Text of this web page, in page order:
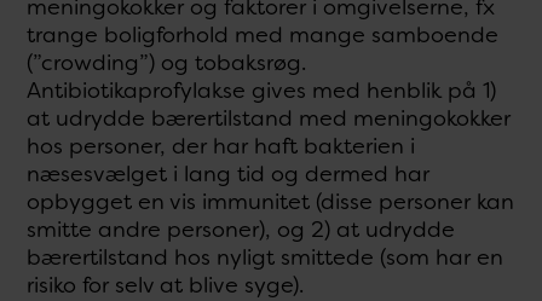
meningokokker og faktorer i omgivelserne, fx
trange boligforhold med mange samboende
(”crowding”) og tobaksrøg.
Antibiotikaprofylakse gives med henblik på 1)
at udrydde bærertilstand med meningokokker
hos personer, der har haft bakterien i
næsesvælget i lang tid og dermed har
opbygget en vis immunitet (disse personer kan
smitte andre personer), og 2) at udrydde
bærertilstand hos nyligt smittede (som har en
risiko for selv at blive syge).